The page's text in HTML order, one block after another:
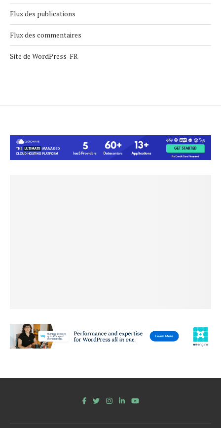
Flux des publications
Flux des commentaires
Site de WordPress-FR